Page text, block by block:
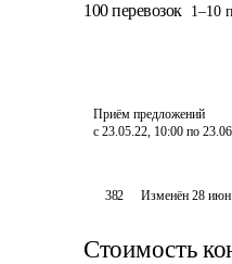
100 перевозок 1–10
Приём предложений
с 23.05.22, 10:00 по
382 Изменён28
Стоимость